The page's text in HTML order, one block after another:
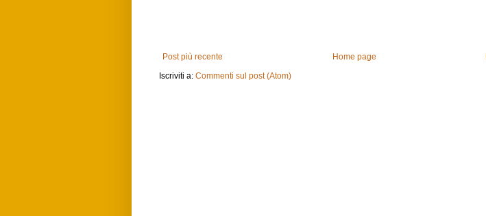
Post più recente
Home page
Iscriviti a: Commenti sul post (Atom)